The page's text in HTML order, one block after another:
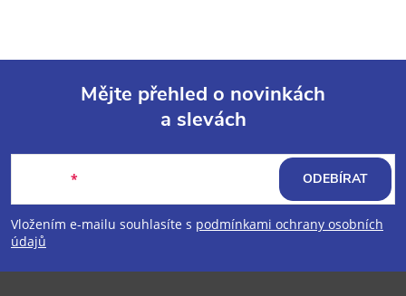
p
a
Mějte přehled o novinkách
a slevách
Vložením e-mailu souhlasíte s podmínkami ochrany osobních
údajů
ODEBÍRAT